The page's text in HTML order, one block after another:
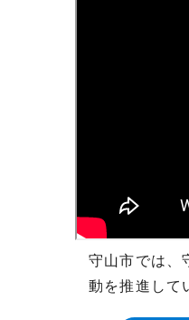
守山市では、
動を推進して